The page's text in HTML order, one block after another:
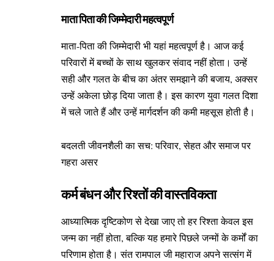
माता पिता की जिम्मेदारी महत्वपूर्ण
माता-पिता की जिम्मेदारी भी यहां महत्वपूर्ण है। आज कई
परिवारों में बच्चों के साथ खुलकर संवाद नहीं होता। उन्हें
सही और गलत के बीच का अंतर समझाने की बजाय, अक्सर
उन्हें अकेला छोड़ दिया जाता है। इस कारण युवा गलत दिशा
में चले जाते हैं और उन्हें मार्गदर्शन की कमी महसूस होती है।
बदलती जीवनशैली का सच: परिवार, सेहत और समाज पर
गहरा असर
कर्म बंधन और रिश्तों की वास्तविकता
आध्यात्मिक दृष्टिकोण से देखा जाए तो हर रिश्ता केवल इस
जन्म का नहीं होता, बल्कि यह हमारे पिछले जन्मों के कर्मों का
परिणाम होता है। संत रामपाल जी महाराज अपने सत्संग में